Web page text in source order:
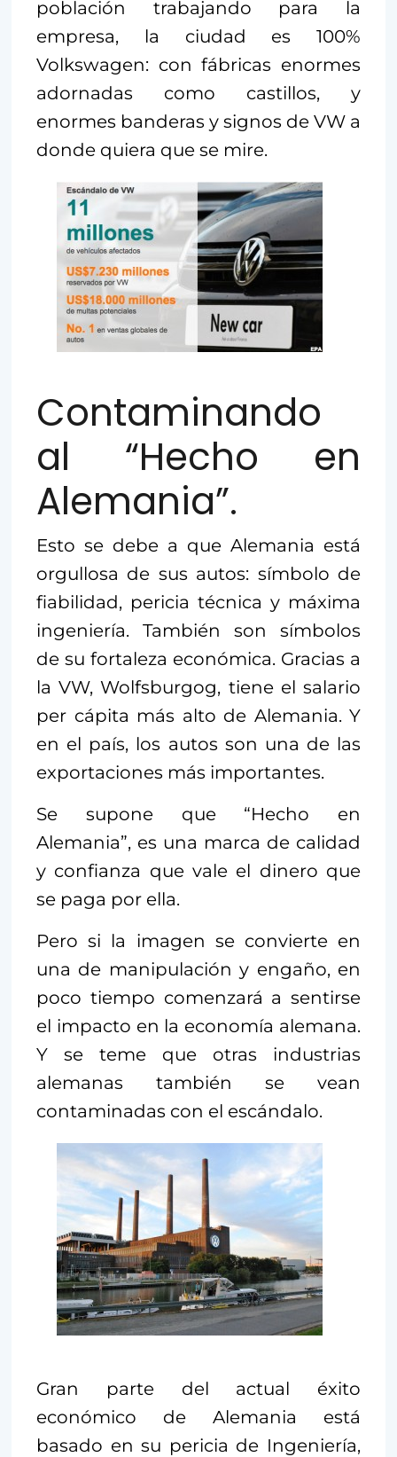
población trabajando para la
empresa, la ciudad es 100%
Volkswagen: con fábricas enormes
adornadas como castillos, y
enormes banderas y signos de VW a
donde quiera que se mire.
Contaminando
al “Hecho en
Alemania”.
Esto se debe a que Alemania está
orgullosa de sus autos: símbolo de
fiabilidad, pericia técnica y máxima
ingeniería. También son símbolos
de su fortaleza económica. Gracias a
la VW, Wolfsburgog, tiene el salario
per cápita más alto de Alemania. Y
en el país, los autos son una de las
exportaciones más importantes.
Se supone que “Hecho en
Alemania”, es una marca de calidad
y confianza que vale el dinero que
se paga por ella.
Pero si la imagen se convierte en
una de manipulación y engaño, en
poco tiempo comenzará a sentirse
el impacto en la economía alemana.
Y se teme que otras industrias
alemanas también se vean
contaminadas con el escándalo.
Gran parte del actual éxito
económico de Alemania está
basado en su pericia de Ingeniería,